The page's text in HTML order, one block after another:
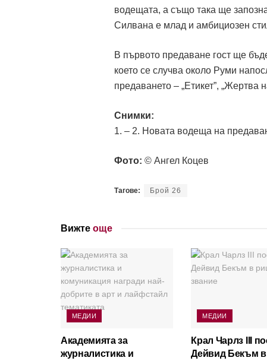
водещата, а също така ще
Силвана е млад и амбициозен
В първото предаване гост ще
което се случва около Руми
предаването – „Етикет”, „Жертва
Снимки:
1. – 2. Новата водеща на
Фото: © Ангел Коцев
Тагове: Брой 26
Вижте още
МЕДИИ
Академията за
журналистика и
МЕДИИ
Крал Чарлз III
Дейвид Бекъм в